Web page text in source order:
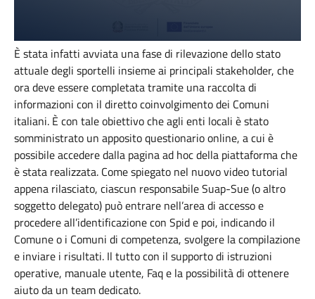
È stata infatti avviata una fase di rilevazione dello stato
attuale degli sportelli insieme ai principali stakeholder, che
ora deve essere completata tramite una raccolta di
informazioni con il diretto coinvolgimento dei Comuni
italiani. È con tale obiettivo che agli enti locali è stato
somministrato un apposito questionario online, a cui è
possibile accedere dalla pagina ad hoc della piattaforma che
è stata realizzata. Come spiegato nel nuovo video tutorial
appena rilasciato, ciascun responsabile Suap-Sue (o altro
soggetto delegato) può entrare nell’area di accesso e
procedere all’identificazione con Spid e poi, indicando il
Comune o i Comuni di competenza, svolgere la compilazione
e inviare i risultati. Il tutto con il supporto di istruzioni
operative, manuale utente, Faq e la possibilità di ottenere
aiuto da un team dedicato.